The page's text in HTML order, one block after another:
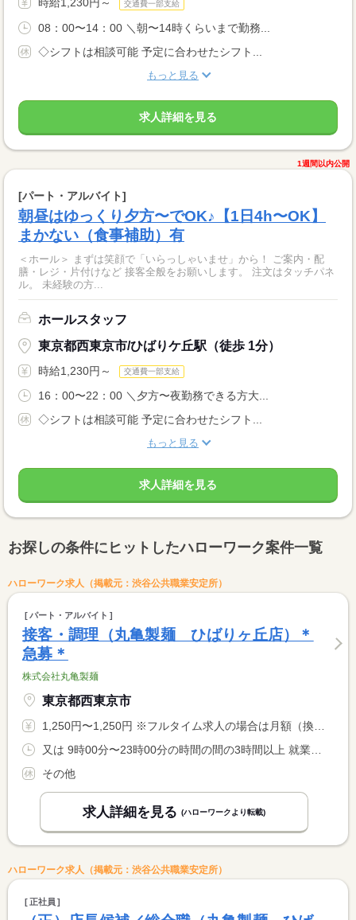
時給1,230円～ 交通費一部支給
08：00〜14：00 ＼朝〜14時くらいまで勤務...
◇シフトは相談可能 予定に合わせたシフト...
もっと見る
求人詳細を見る
1週間以内公開
[パート・アルバイト]
朝昼はゆっくり夕方〜でOK♪【1日4h〜OK】
まかない（食事補助）有
＜ホール＞ まずは笑顔で「いらっしゃいませ」から！ ご案内・配
膳・レジ・片付けなど 接客全般をお願いします。 注文はタッチパネ
ル。 未経験の方...
ホールスタッフ
東京都西東京市/ひばりケ丘駅（徒歩 1分）
時給1,230円～ 交通費一部支給
16：00〜22：00 ＼夕方〜夜勤務できる方大...
◇シフトは相談可能 予定に合わせたシフト...
もっと見る
求人詳細を見る
お探しの条件にヒットしたハローワーク案件一覧
ハローワーク求人（掲載元：渋谷公共職業安定所）
パート・アルバイト
接客・調理（丸亀製麺 ひばりヶ丘店）＊
急募＊
株式会社丸亀製麺
東京都西東京市
1,250円〜1,250円 ※フルタイム求人の場合は月額（換算額）、パート求人の場合は時間額を表示しています。
その他
求人詳細を見る (ハローワークより転載)
ハローワーク求人（掲載元：渋谷公共職業安定所）
正社員